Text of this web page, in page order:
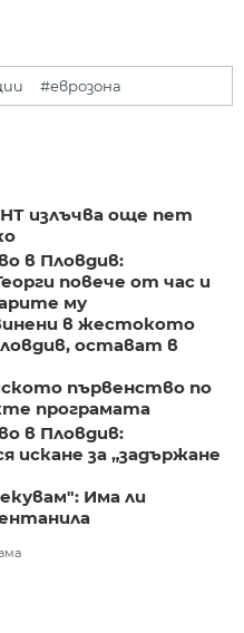
#еврозона
излъчва още пет
в Пловдив:
повече от час и
му
в жестокото
остават в
първенство по
програмата
в Пловдив:
искане за „задържане
Има ли